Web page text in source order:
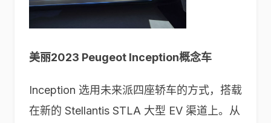
美丽2023 Peugeot Inception概念车
Inception 选用未来派四座轿车的方式，搭载
在新的 Stellantis STLA 大型 EV 渠道上。从